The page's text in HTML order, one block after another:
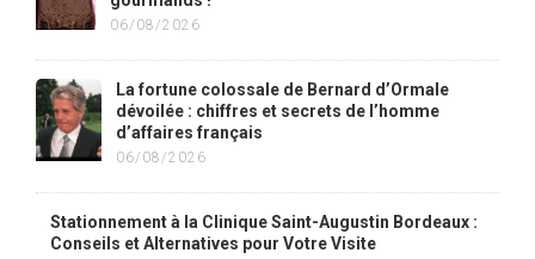
06/08/2026
La fortune colossale de Bernard d’Ormale
dévoilée : chiffres et secrets de l’homme
d’affaires français
06/08/2026
Stationnement à la Clinique Saint-Augustin Bordeaux :
Conseils et Alternatives pour Votre Visite